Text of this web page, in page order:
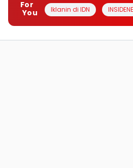
For
You
Iklanin di IDN